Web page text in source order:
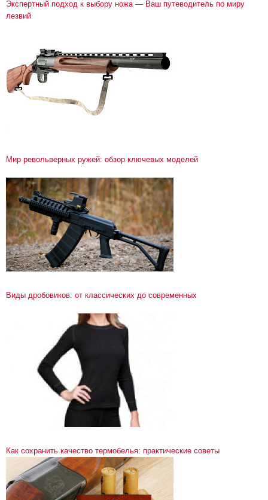
Экспертный подход к выбору ножа — Ваш путеводитель по миру
лезвий
Мир револьверных ружей: обзор ключевых моделей
Виды дробовиков: от классических до современных
Как сохранить качество термобелья: практические советы